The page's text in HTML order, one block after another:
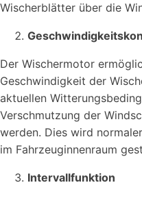
Wischerblätter über die
Der Wischermotor
Geschwindigkeit der
aktuellen
Verschmutzung der
werden. Dies wird
im Fahrzeuginnenraum
Intervallfunktion